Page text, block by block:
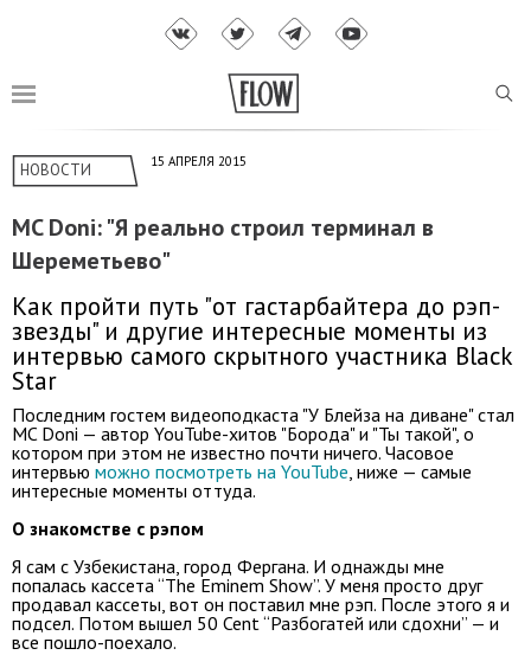
НОВОСТИ 15 АПРЕЛЯ 2015
MC Doni: "Я реально строил терминал в
Шереметьево"
Как пройти путь "от гастарбайтера до рэп-
звезды" и другие интересные моменты из
интервью самого скрытного участника Black
Star
Последним гостем видеоподкаста "У Блейза на диване" стал
MC Doni — автор YouTube-хитов "Борода" и "Ты такой", о
котором при этом не известно почти ничего. Часовое
интервью можно посмотреть на YouTube , ниже — самые
интересные моменты оттуда.
О знакомстве с рэпом
Я сам с Узбекистана, город Фергана. И однажды мне
попалась кассета “The Eminem Show”. У меня просто друг
продавал кассеты, вот он поставил мне рэп. После этого я и
подсел. Потом вышел 50 Cent “Разбогатей или сдохни” — и
все пошло-поехало.